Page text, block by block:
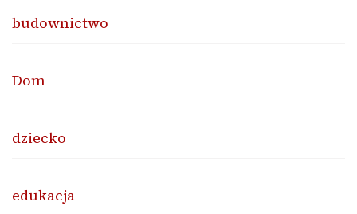
budownictwo
Dom
dziecko
edukacja